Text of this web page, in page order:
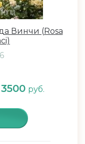
Винчи (Rosa
3500 руб.